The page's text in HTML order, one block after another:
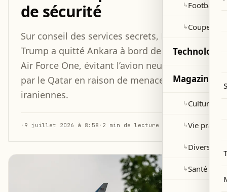
de sécurité
Sur conseil des services secrets, Donald
Trump a quitté Ankara à bord de l’ancienne
Air Force One, évitant l’avion neuf offert
par le Qatar en raison de menaces
iraniennes.
· 9 juillet 2026 à 8:58 · 2 min de lecture
↳Football
↳Coupe du
Technologie
Magazine
↳Culture et
↳Vie
↳Divers
↳Santé